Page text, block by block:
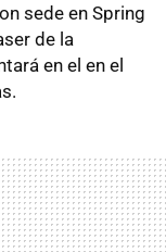
sede en Spring
de la
en el en el